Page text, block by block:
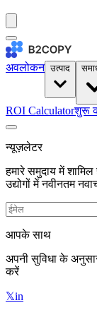
अवलोकन उत्पाद
ROI Calculatorशुरू
न्यूज़लेटर
हमारे समुदाय में
उद्योगों में नवीनतम
आपके साथ
अपनी सुविधा के
करें
𝕏in